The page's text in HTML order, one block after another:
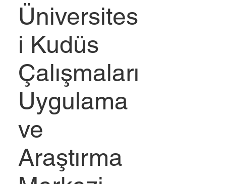
Üniversites
i Kudüs
Çalışmaları
Uygulama
ve
Araştırma